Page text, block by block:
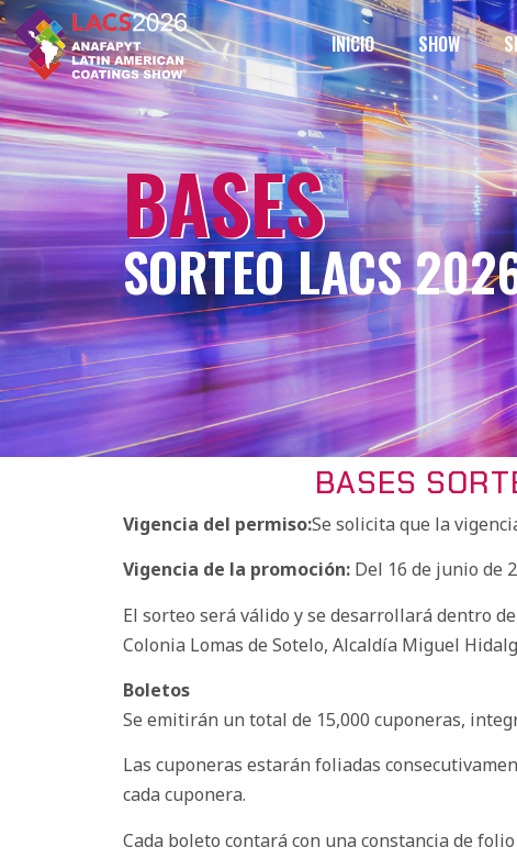
INICIO SHOW
BASES
SORTEO LACS
BASES
Vigencia del permiso:Se solicita que la
Vigencia de la promoción: Del 16 de junio de
El sorteo será válido y se desarrollará dentro
Colonia Lomas de Sotelo, Alcaldía Miguel
Boletos
Se emitirán un total de 15,000 cuponeras,
Las cuponeras estarán foliadas
cada cuponera.
Cada boleto contará con una constancia de